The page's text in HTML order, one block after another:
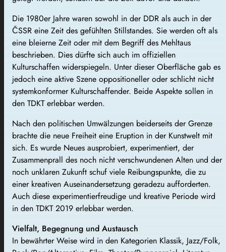
Die 1980er Jahre waren sowohl in der DDR als auch in der
ČSSR eine Zeit des gefühlten Stillstandes. Sie werden oft als
eine bleierne Zeit oder mit dem Begriff des Mehltaus
beschrieben. Dies dürfte sich auch im offiziellen
Kulturschaffen widerspiegeln. Unter dieser Oberfläche gab es
jedoch eine aktive Szene oppositioneller oder schlicht nicht
systemkonformer Kulturschaffender. Beide Aspekte sollen in
den TDKT erlebbar werden.
Nach den politischen Umwälzungen beiderseits der Grenze
brachte die neue Freiheit eine Eruption in der Kunstwelt mit
sich. Es wurde Neues ausprobiert, experimentiert, der
Zusammenprall des noch nicht verschwundenen Alten und der
noch unklaren Zukunft schuf viele Reibungspunkte, die zu
einer kreativen Auseinandersetzung geradezu aufforderten.
Auch diese experimentierfreudige und kreative Periode wird
in den TDKT 2019 erlebbar werden.
Vielfalt, Begegnung und Austausch
In bewährter Weise wird in den Kategorien Klassik, Jazz/Folk,